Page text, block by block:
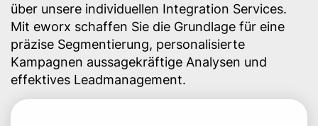
über unsere individuellen Integration Services.
Mit eworx schaffen Sie die Grundlage für eine
präzise Segmentierung, personalisierte
Kampagnen aussagekräftige Analysen und
effektives Leadmanagement.